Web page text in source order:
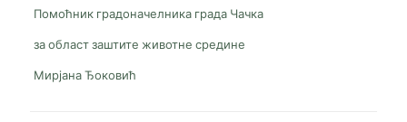
Помоћник градоначелника града Чачка
за област заштите животне средине
Мирјана Ђоковић